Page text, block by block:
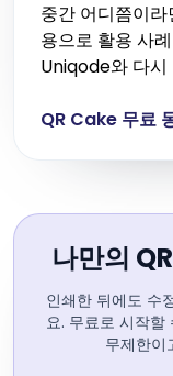
중간 어디쯤이
용으로 활용 사
Uniqode와 다시
QR Cake 무료
나만의
인쇄한 뒤에도 수
요. 무료로 시작할
무제한이